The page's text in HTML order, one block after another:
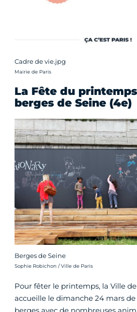
Cadre de vie.jpg
Crédit photo :
Mairie de Paris
La Fête du
berges de Seine (4e)
Berges de Seine
Crédit photo :
Sophie Robichon / Ville de Paris
Pour fêter le printemps, la Ville
accueille le dimanche 24 mars de